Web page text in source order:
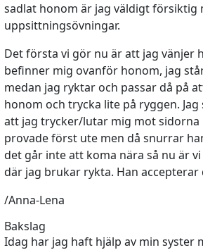
sadlat honom är jag väldigt försiktig
uppsittningsövningar.
Det första vi gör nu är att jag vänjer
befinner mig ovanför honom, jag
medan jag ryktar och passar då på
honom och trycka lite på ryggen.
att jag trycker/lutar mig mot sidorna
provade först ute men då snurrar
det går inte att koma nära så nu är
där jag brukar rykta. Han
/Anna-Lena
Bakslag
Idag har jag haft hjälp av min syster